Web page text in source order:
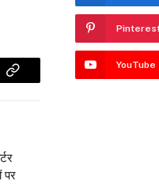
Copy
पर
YouTube